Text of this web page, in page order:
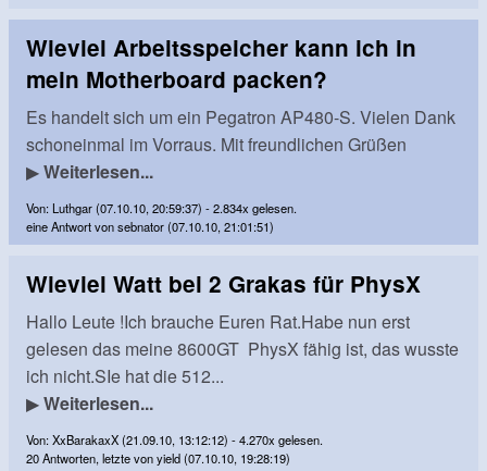
Wieviel Arbeitsspeicher kann ich in
mein Motherboard packen?
Es handelt sich um ein Pegatron AP480-S. Vielen Dank
schoneinmal im Vorraus. Mit freundlichen Grüßen
▶Weiterlesen...
Von: Luthgar (07.10.10, 20:59:37) - 2.834x gelesen.
eine Antwort von sebnator (07.10.10, 21:01:51)
Wieviel Watt bei 2 Grakas für PhysX
Hallo Leute !Ich brauche Euren Rat.Habe nun erst
gelesen das meine 8600GT PhysX fähig ist, das wusste
ich nicht.SIe hat die 512...
▶Weiterlesen...
Von: XxBarakaxX (21.09.10, 13:12:12) - 4.270x gelesen.
20 Antworten, letzte von yield (07.10.10, 19:28:19)